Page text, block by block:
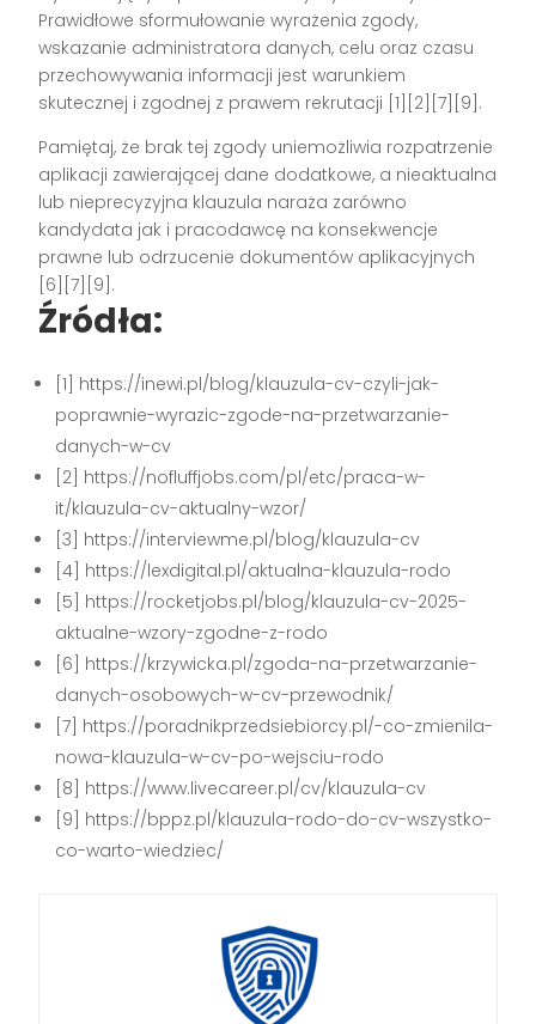
Prawidłowe sformułowanie wyrażenia zgody,
wskazanie administratora danych, celu oraz czasu
przechowywania informacji jest warunkiem
skutecznej i zgodnej z prawem rekrutacji [1][2][7][9] .
Pamiętaj, że brak tej zgody uniemożliwia rozpatrzenie
aplikacji zawierającej dane dodatkowe, a nieaktualna
lub nieprecyzyjna klauzula naraża zarówno
kandydata jak i pracodawcę na konsekwencje
prawne lub odrzucenie dokumentów aplikacyjnych
[6][7][9] .
Źródła:
[1] https://inewi.pl/blog/klauzula-cv-czyli-jak-
poprawnie-wyrazic-zgode-na-przetwarzanie-
danych-w-cv
[2] https://nofluffjobs.com/pl/etc/praca-w-
it/klauzula-cv-aktualny-wzor/
[3] https://interviewme.pl/blog/klauzula-cv
[4] https://lexdigital.pl/aktualna-klauzula-rodo
[5] https://rocketjobs.pl/blog/klauzula-cv-2025-
aktualne-wzory-zgodne-z-rodo
[6] https://krzywicka.pl/zgoda-na-przetwarzanie-
danych-osobowych-w-cv-przewodnik/
[7] https://poradnikprzedsiebiorcy.pl/-co-zmienila-
nowa-klauzula-w-cv-po-wejsciu-rodo
[8] https://www.livecareer.pl/cv/klauzula-cv
[9] https://bppz.pl/klauzula-rodo-do-cv-wszystko-
co-warto-wiedziec/